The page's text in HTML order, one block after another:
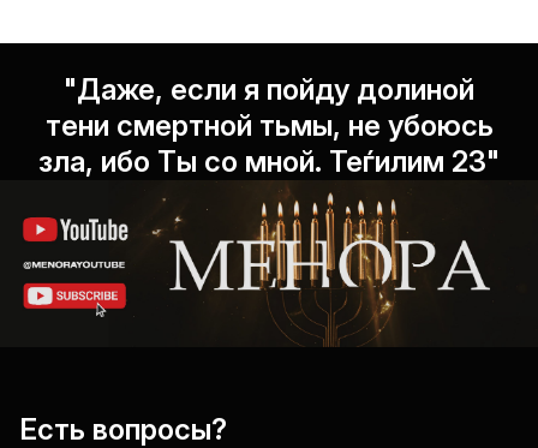
"Даже, если я пойду долиной
тени смертной тьмы, не убоюсь
зла, ибо Ты со мной. Теѓилим 23"
Есть вопросы?